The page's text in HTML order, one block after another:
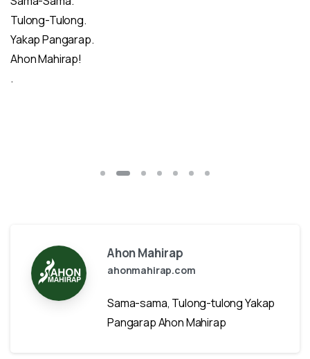
Tulong-Tulong.
Yakap Pangarap.
Ahon Mahirap!
.
Ahon Mahirap
ahonmahirap.com
Sama-sama, Tulong-tulong Yakap
Pangarap Ahon Mahirap